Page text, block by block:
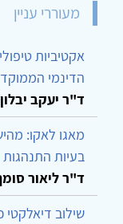
מעוררי עניין
אקטיביות
הדינמי הממוקד
ד"ר יעקב יבלון
מאגו לאקו:
בעיות התנהגות
ד"ר ליאור
שילוב